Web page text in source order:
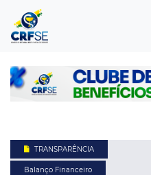
TRANSPARÊNCIA
Balanço Financeiro